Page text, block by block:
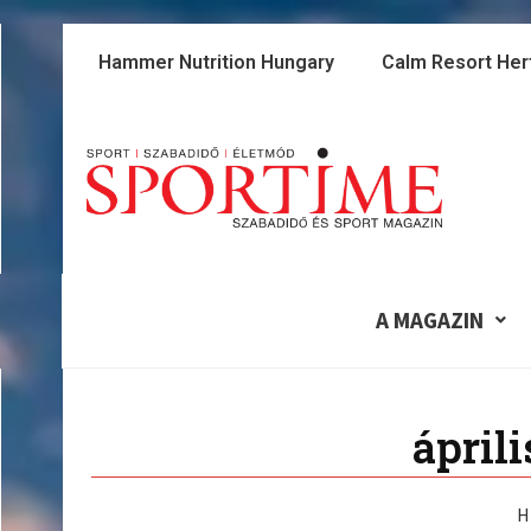
Skip
Hammer Nutrition Hungary Calm Resort
A MAGAZIN